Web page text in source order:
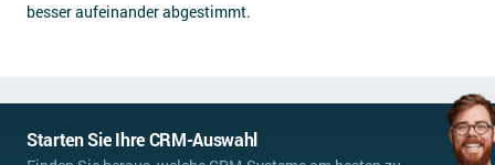
besser aufeinander abgestimmt.
Starten Sie Ihre CRM-Auswahl